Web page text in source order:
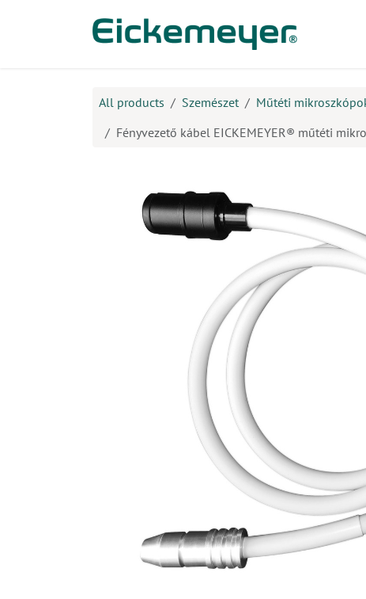
All products Szemészet
Műtéti
Fényvezető kábel EICKEMEYER® műtéti